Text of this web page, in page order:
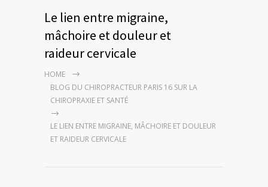
Le lien entre migraine,
mâchoire et douleur et
raideur cervicale
HOME
BLOG DU CHIROPRACTEUR PARIS 16 SUR LA
CHIROPRAXIE ET SANTÉ
LE LIEN ENTRE MIGRAINE, MÂCHOIRE ET DOULEUR
ET RAIDEUR CERVICALE